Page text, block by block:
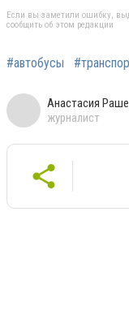
Если вы заметили ошибку,
сообщить об этом редакции
#автобусы
Анастасия
журналист